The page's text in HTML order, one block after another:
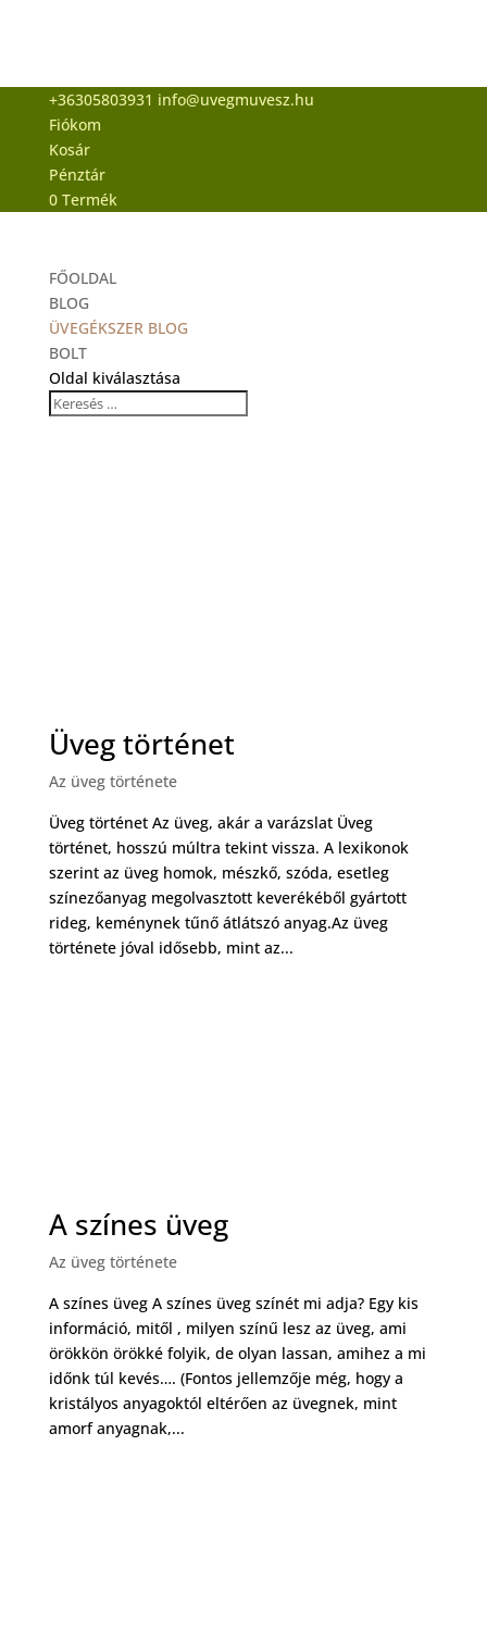
+36305803931 info@uvegmuvesz.hu
Fiókom
Kosár
Pénztár
0 Termék
FŐOLDAL
BLOG
ÜVEGÉKSZER BLOG
BOLT
Oldal kiválasztása
Üveg történet
Az üveg története
Üveg történet Az üveg, akár a varázslat Üveg
történet, hosszú múltra tekint vissza. A lexikonok
szerint az üveg homok, mészkő, szóda, esetleg
színezőanyag megolvasztott keverékéből gyártott
rideg, keménynek tűnő átlátszó anyag.Az üveg
története jóval idősebb, mint az...
A színes üveg
Az üveg története
A színes üveg A színes üveg színét mi adja? Egy kis
információ, mitől , milyen színű lesz az üveg, ami
örökkön örökké folyik, de olyan lassan, amihez a mi
időnk túl kevés…. (Fontos jellemzője még, hogy a
kristályos anyagoktól eltérően az üvegnek, mint
amorf anyagnak,...